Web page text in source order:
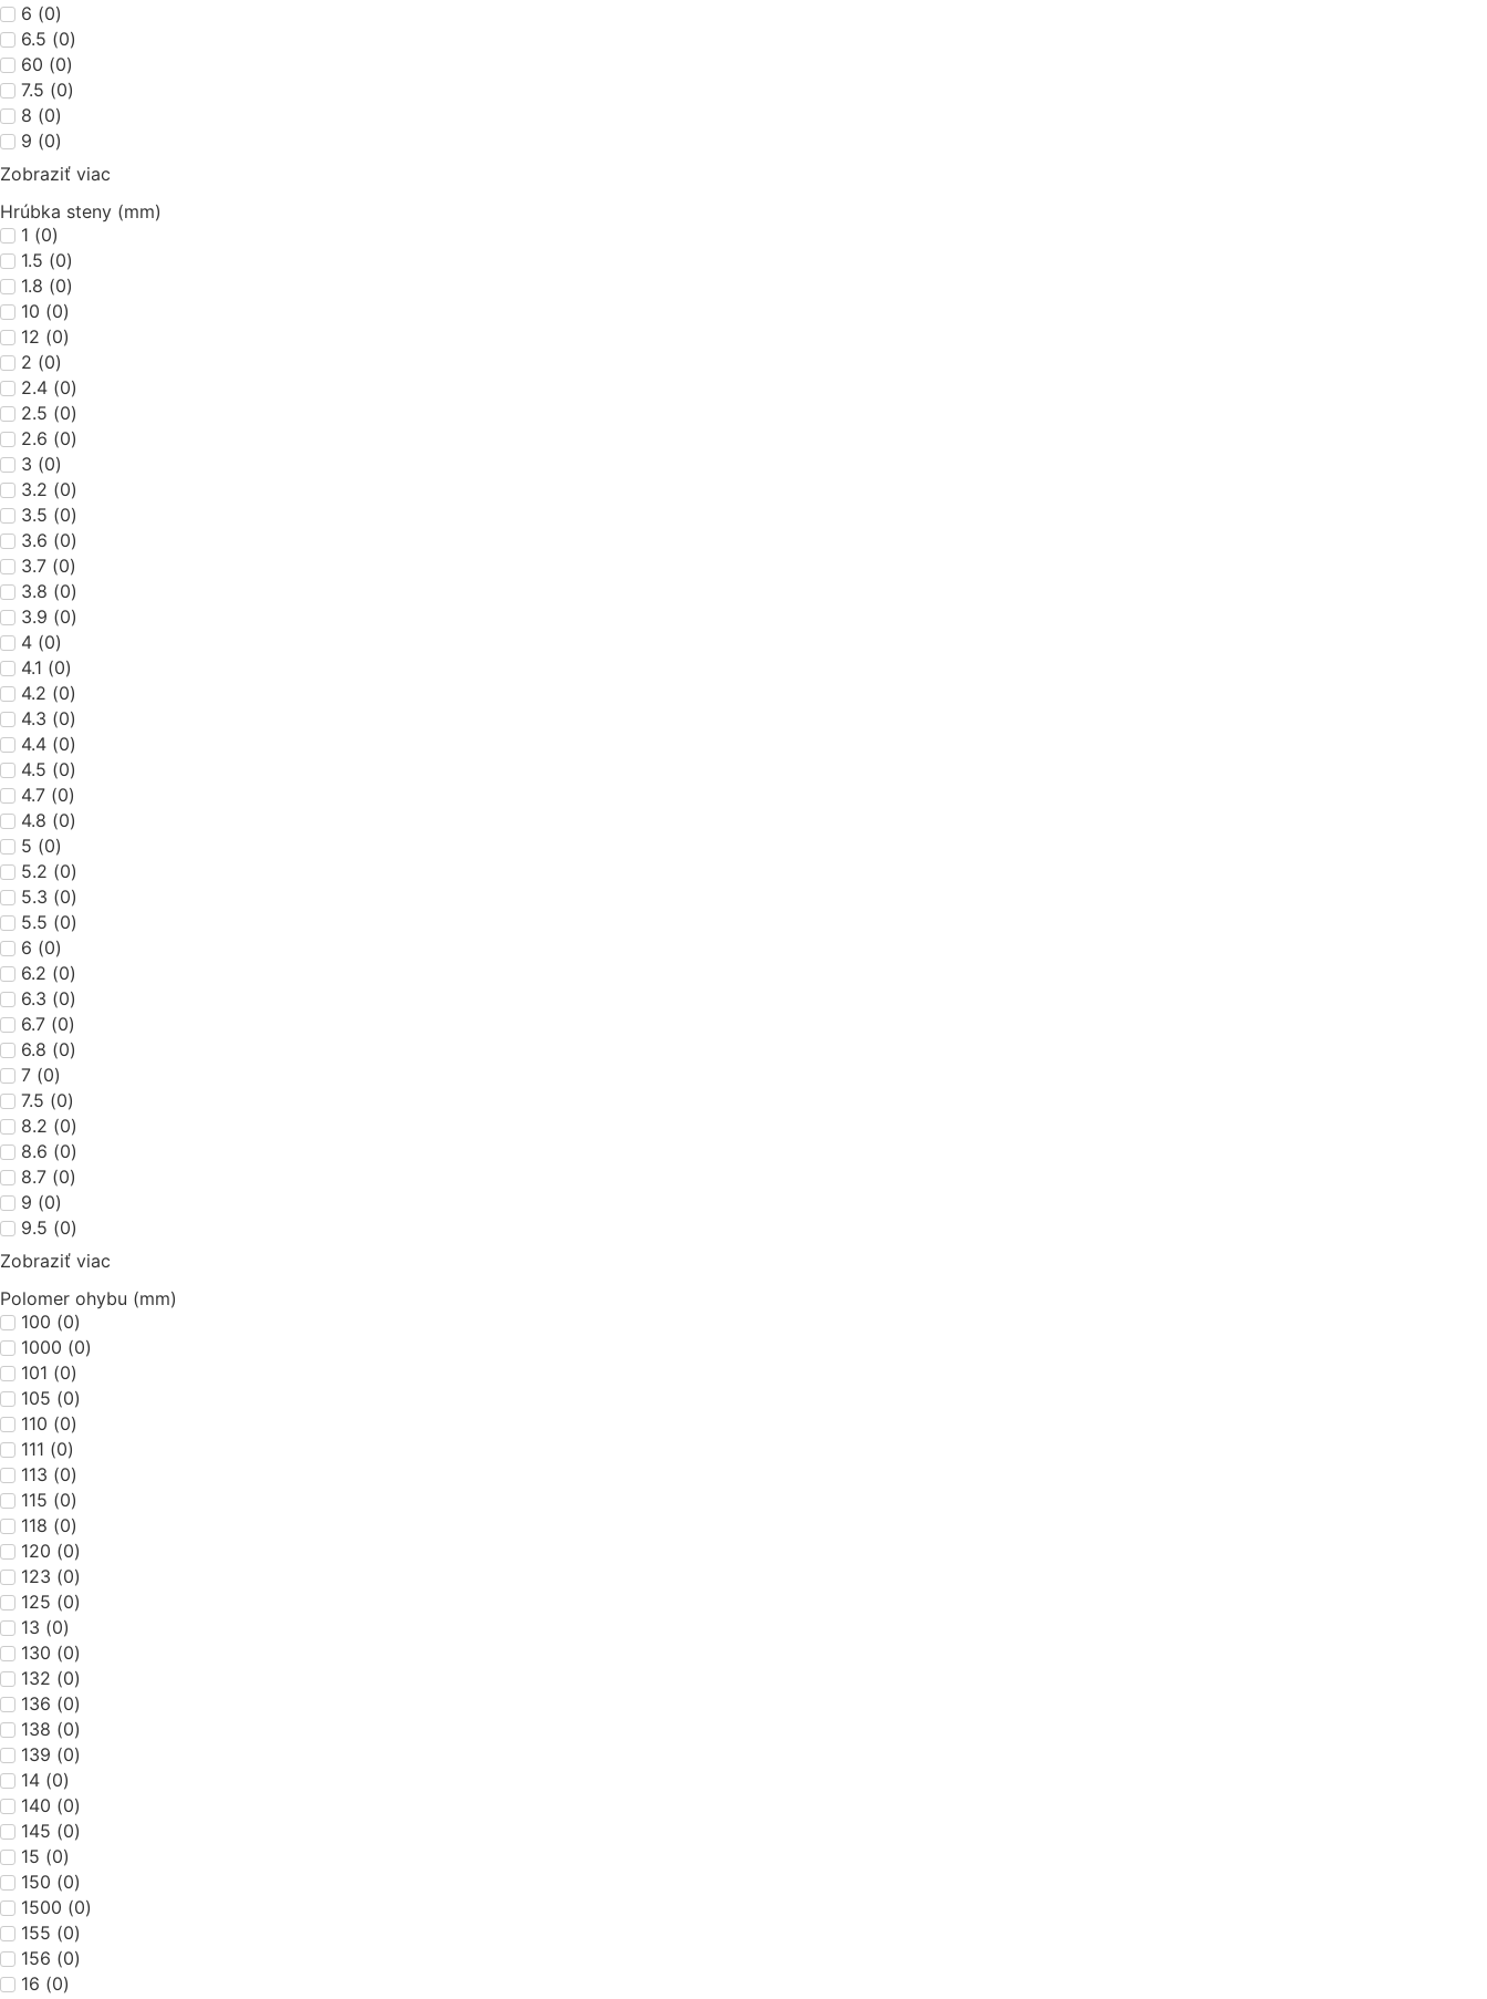
6 (0)
6.5 (0)
60 (0)
7.5 (0)
8 (0)
9 (0)
Zobraziť viac
Hrúbka steny (mm)
1 (0)
1.5 (0)
1.8 (0)
10 (0)
12 (0)
2 (0)
2.4 (0)
2.5 (0)
2.6 (0)
3 (0)
3.2 (0)
3.5 (0)
3.6 (0)
3.7 (0)
3.8 (0)
3.9 (0)
4 (0)
4.1 (0)
4.2 (0)
4.3 (0)
4.4 (0)
4.5 (0)
4.7 (0)
4.8 (0)
5 (0)
5.2 (0)
5.3 (0)
5.5 (0)
6 (0)
6.2 (0)
6.3 (0)
6.7 (0)
6.8 (0)
7 (0)
7.5 (0)
8.2 (0)
8.6 (0)
8.7 (0)
9 (0)
9.5 (0)
Zobraziť viac
Polomer ohybu (mm)
100 (0)
1000 (0)
101 (0)
105 (0)
110 (0)
111 (0)
113 (0)
115 (0)
118 (0)
120 (0)
123 (0)
125 (0)
13 (0)
130 (0)
132 (0)
136 (0)
138 (0)
139 (0)
14 (0)
140 (0)
145 (0)
15 (0)
150 (0)
1500 (0)
155 (0)
156 (0)
16 (0)